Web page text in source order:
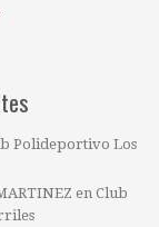
Polideportivo Los
en Club